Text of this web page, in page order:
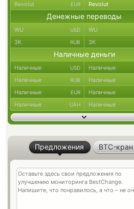
Revolut EUR Revolut
Денежные переводы
WU USD WU
ЗК RUB ЗК
Наличные деньги
Наличные USD Наличные
Наличные RUB Наличные
Наличные EUR Наличные
Наличные UAH Наличные
Предложения BTC-кран